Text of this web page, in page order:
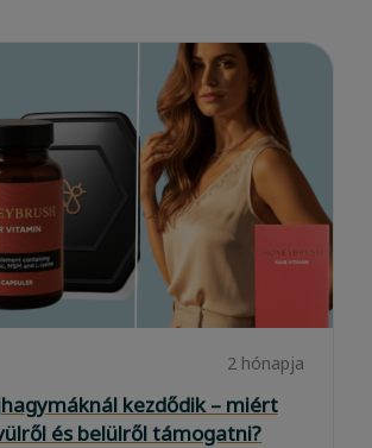
2 hónapja
kezdődik – miért
és belülről támogatni?